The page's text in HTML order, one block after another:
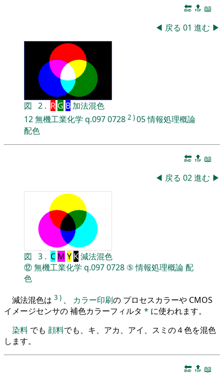
🔚 🔝 📖
◀ 戻る 01 進む ▶
図 2 . R G B加法混色
12無機工業化学 q.0970728 2 )05情報処理概論
配色
🔚 🔝 📖
◀ 戻る 02進む ▶
図 3 . C M Y K減法混色
⑫無機工業化学 q.0970728 ⑤情報処理概論配
色
減法混色は 3 ) 、 カラー印刷の プロセスカラーや CMOS
イメージセンサの 補色カラーフィルタ * に使われます。
染料 でも 顔料でも、キ、アカ、アイ、スミの４色を混色
します。
🔚 🔝 📖